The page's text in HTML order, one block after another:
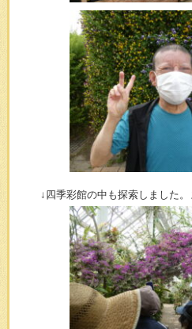
↓四季彩館の中も探索しました